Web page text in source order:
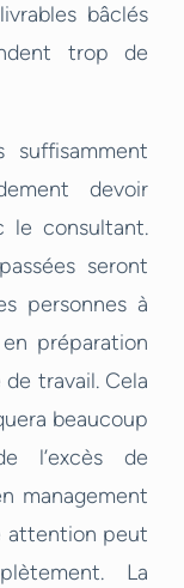
bâclés
trop de
devoir
le consultant.
seront
personnes à
préparation
travail. Cela
beaucoup
l’excès de
management
attention peut
La